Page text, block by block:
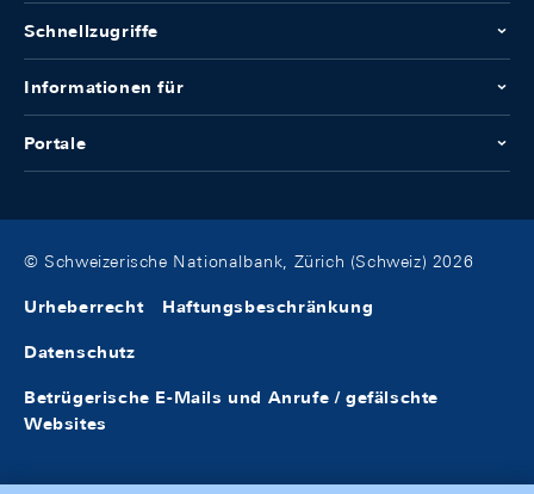
Schnellzugriffe
Informationen für
Portale
© Schweizerische Nationalbank, Zürich (Schweiz) 2026
Urheberrecht Haftungsbeschränkung
Datenschutz
Betrügerische E-Mails und Anrufe / gefälschte
Websites